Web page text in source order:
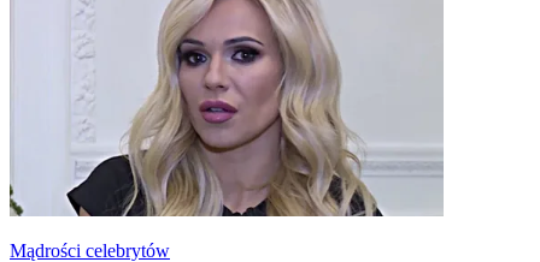
Mądrości celebrytów